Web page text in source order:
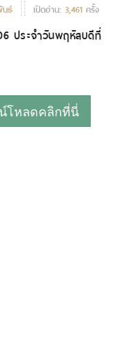
นธ์ เปิดอ่าน: 3,461 ครั้ง
ประจำวันพฤหัสบดีที่
โหลดคลิกที่นี่